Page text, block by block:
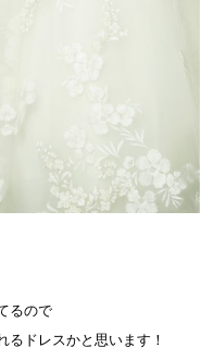
るので
るドレスかと思います！